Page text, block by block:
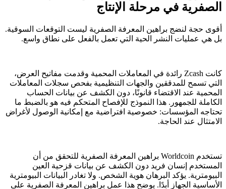
الصفرية في مرحلة الإنتاج
أقوى حجة لنضج براهين المعرفة الصفرية ليست التوقعات السوقية.
بل هي عمليات النشر الحية التي تعمل بالفعل على نطاق واسع.
كانت Zcash رائدة في المعاملات المحمية وقدمت مفاتيح العرض،
التي تسمح للمدققين والجهات التنظيمية بفحص سجلات المعاملات
المحمية عند الاقتضاء قانونًا، دون الكشف عن بيانات الحساب
الكاملة للجمهور. هذا النموذج للإفصاح المتحكم فيه هو بالضبط ما
تحتاجه المؤسسات: خصوصية افتراضية مع إمكانية الوصول لأغراض
الامتثال عند الحاجة.
تستخدم Worldcoin براهين المعرفة الصفرية للتحقق من أن
المستخدم إنسان فريد دون الكشف عن بيانات قزحية العين
البيومترية. يؤكد البرهان هوية الشخص. ولا تغادر البيانات البيومترية
الأساسية الجهاز أبدًا. يوضح هذا عمل براهين المعرفة الصفرية على